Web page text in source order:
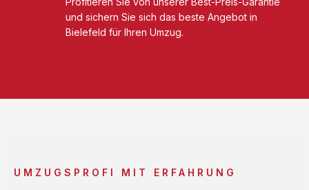
und sichern Sie sich das beste Angebot in
Bielefeld für Ihren Umzug.
UMZUGSPROFI MIT ERFAHRUNG